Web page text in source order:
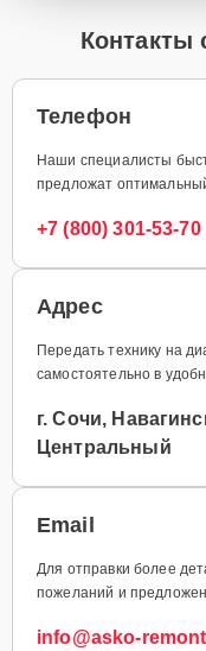
Контакты
Телефон
Наши специалисты
предложат
+7 (800) 301-53-70
Адрес
Передать технику на
самостоятельно в
г. Сочи,
Центральный
Email
Для отправки более
пожеланий и
info@asko-